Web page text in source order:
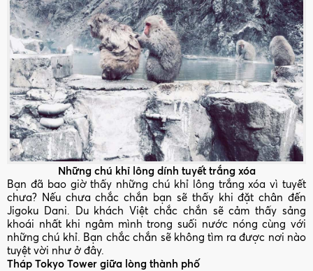
Những chú khỉ lông dính tuyết trắng xóa
Bạn đã bao giờ thấy những chú khỉ lông trắng xóa vì tuyết
chưa? Nếu chưa chắc chắn bạn sẽ thấy khi đặt chân đến
Jigoku Dani. Du khách Việt chắc chắn sẽ cảm thấy sảng
khoái nhất khi ngâm mình trong suối nước nóng cùng với
những chú khỉ. Bạn chắc chắn sẽ không tìm ra được nơi nào
tuyệt vời như ở đây.
Tháp Tokyo Tower giữa lòng thành phố